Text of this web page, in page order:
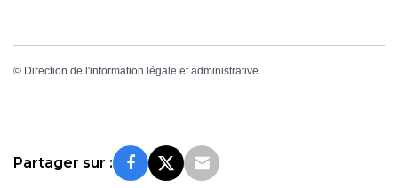
© Direction de l'information légale et administrative
Partager sur :